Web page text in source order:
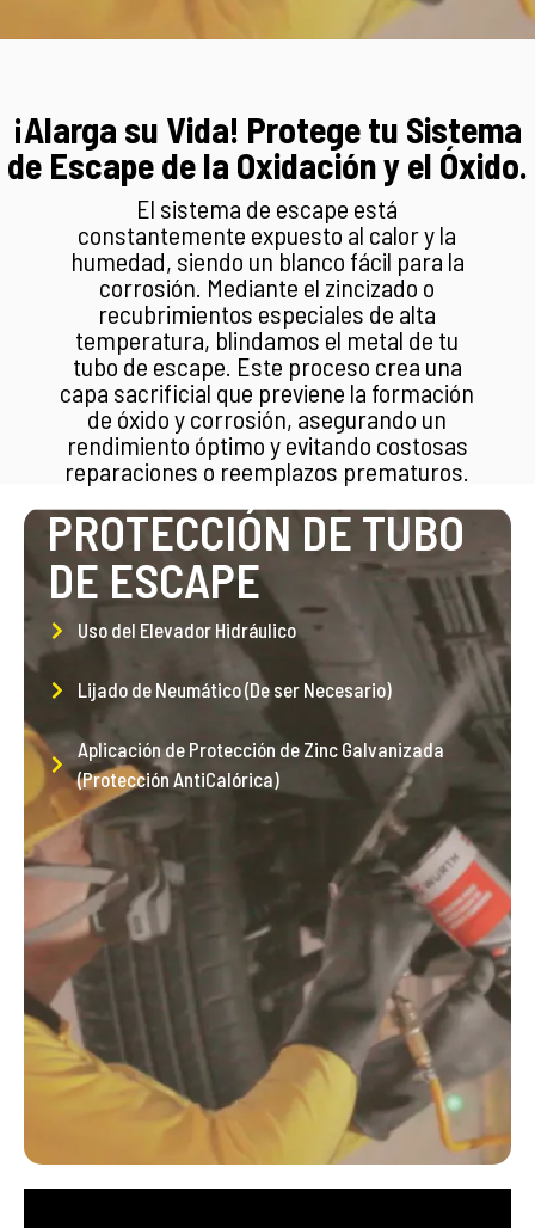
¡Alarga su Vida! Protege tu Sistema
de Escape de la Oxidación y el Óxido.
El sistema de escape está
constantemente expuesto al calor y la
humedad, siendo un blanco fácil para la
corrosión. Mediante el zincizado o
recubrimientos especiales de alta
temperatura, blindamos el metal de tu
tubo de escape. Este proceso crea una
capa sacrificial que previene la formación
de óxido y corrosión, asegurando un
rendimiento óptimo y evitando costosas
reparaciones o reemplazos prematuros.
PROTECCIÓN DE TUBO
DE ESCAPE
Uso del Elevador Hidráulico
Lijado de Neumático (De ser Necesario)
Aplicación de Protección de Zinc Galvanizada
(Protección AntiCalórica)